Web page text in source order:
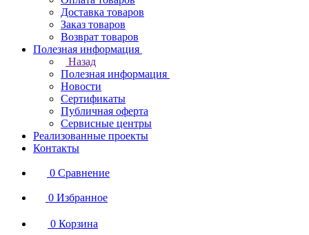
Доставка товаров
Заказ товаров
Возврат товаров
Полезная информация
Назад
Полезная информация
Новости
Сертификаты
Публичная оферта
Сервисные центры
Реализованные проекты
Контакты
0 Сравнение
0 Избранное
0 Корзина